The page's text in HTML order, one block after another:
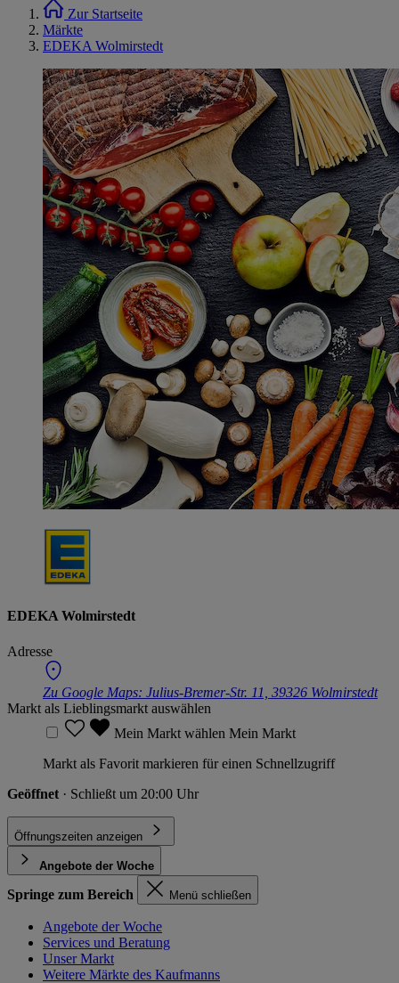
Zur Startseite
Märkte
EDEKA Wolmirstedt
EDEKA Wolmirstedt
Adresse
Zu Google Maps: Julius-Bremer-Str. 11, 39326 Wolmirstedt
Markt als Lieblingsmarkt auswählen
Mein Markt wählen Mein Markt
Markt als Favorit markieren für einen Schnellzugriff
Geöffnet · Schließt um 20:00 Uhr
Öffnungszeiten anzeigen
Angebote der Woche
Springe zum Bereich Menü schließen
Angebote der Woche
Services und Beratung
Unser Markt
Weitere Märkte des Kaufmanns